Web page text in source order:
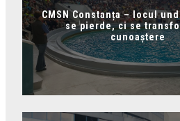
CMSN Constanța – locul
se pierde, ci se
cunoaștere